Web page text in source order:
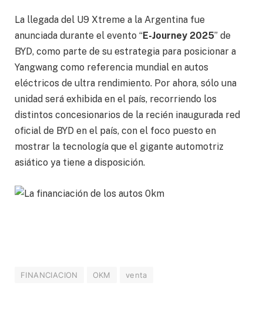
La llegada del U9 Xtreme a la Argentina fue
anunciada durante el evento “E-Journey 2025” de
BYD, como parte de su estrategia para posicionar a
Yangwang como referencia mundial en autos
eléctricos de ultra rendimiento. Por ahora, sólo una
unidad será exhibida en el país, recorriendo los
distintos concesionarios de la recién inaugurada red
oficial de BYD en el país, con el foco puesto en
mostrar la tecnología que el gigante automotriz
asiático ya tiene a disposición.
FINANCIACION OKM venta